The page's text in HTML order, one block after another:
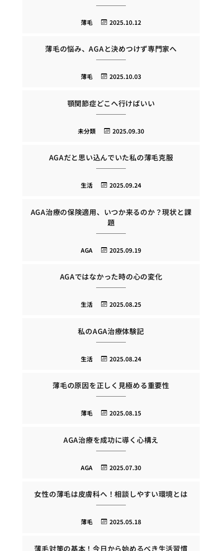
2025.10.12
薄毛
薄毛の悩み、AGAと決めつけず専門家へ
2025.10.03
薄毛
顎関節症どこへ行けばいい
2025.09.30
未分類
AGAだと思い込んでいた私の薄毛克服
2025.09.24
生活
AGA治療の保険適用、いつか来るのか？現状と課
題
2025.09.19
AGA
AGAではなかった時の心の変化
2025.08.25
生活
私のAGA治療体験記
2025.08.24
生活
薄毛の原因を正しく見極める重要性
2025.08.15
薄毛
AGA治療を成功に導く心構え
2025.07.30
AGA
女性の薄毛は皮膚科へ！相談しやすい環境とは
2025.05.18
薄毛
薄毛対策の基本！今日から始めるべき生活習慣